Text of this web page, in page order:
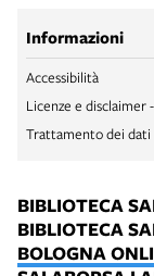
Informazioni
Accessibilità
Licenze e disclaimer
Trattamento dei dati
BIBLIOTECA
BIBLIOTECA
BOLOGNA